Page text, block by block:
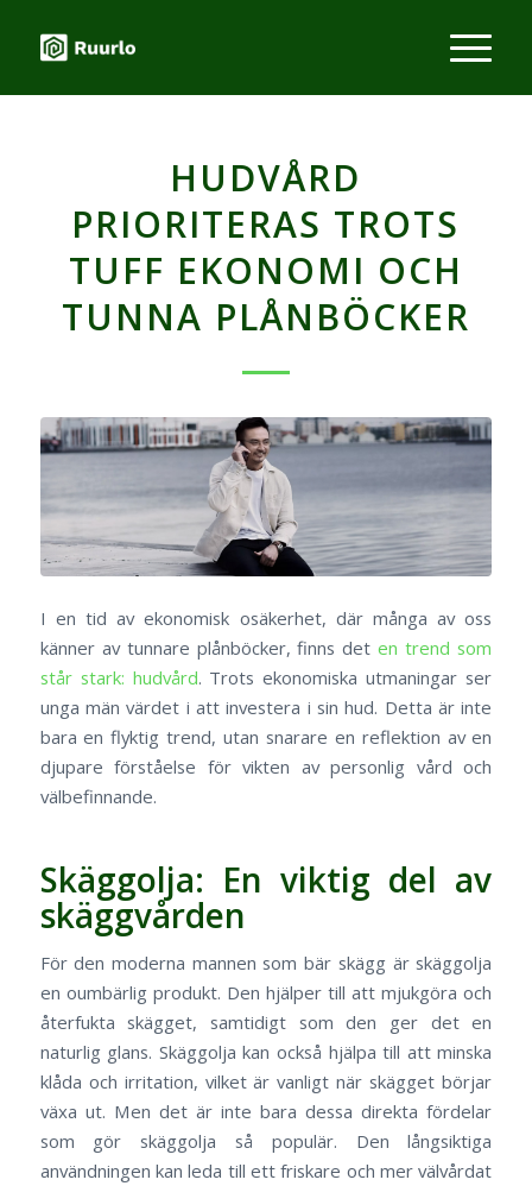
HUDVÅRD
PRIORITERAS TROTS
TUFF EKONOMI OCH
TUNNA PLÅNBÖCKER
I en tid av ekonomisk osäkerhet, där många av oss
känner av tunnare plånböcker, finns deten trend som
står stark: hudvård. Trots ekonomiska utmaningar ser
unga män värdet i att investera i sin hud. Detta är inte
bara en flyktig trend, utan snarare en reflektion av en
djupare förståelse för vikten av personlig vård och
välbefinnande.
Skäggolja: En viktig del av
skäggvården
För den moderna mannen som bär skägg är skäggolja
en oumbärlig produkt. Den hjälper till att mjukgöra och
återfukta skägget, samtidigt som den ger det en
naturlig glans. Skäggolja kan också hjälpa till att minska
klåda och irritation, vilket är vanligt när skägget börjar
växa ut. Men det är inte bara dessa direkta fördelar
som gör skäggolja så populär. Den långsiktiga
användningen kan leda till ett friskare och mer välvårdat